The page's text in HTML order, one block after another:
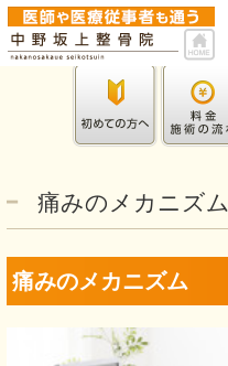
痛みのメカニズム
痛みのメカニズム